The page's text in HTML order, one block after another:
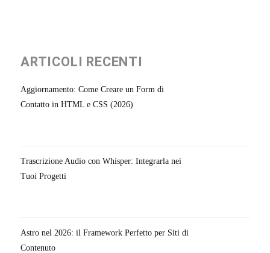
ARTICOLI RECENTI
Aggiornamento: Come Creare un Form di
Contatto in HTML e CSS (2026)
Trascrizione Audio con Whisper: Integrarla nei
Tuoi Progetti
Astro nel 2026: il Framework Perfetto per Siti di
Contenuto